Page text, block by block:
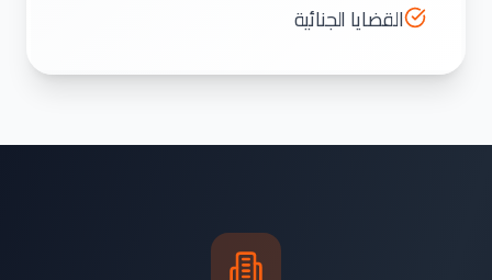
القضايا الجنائية